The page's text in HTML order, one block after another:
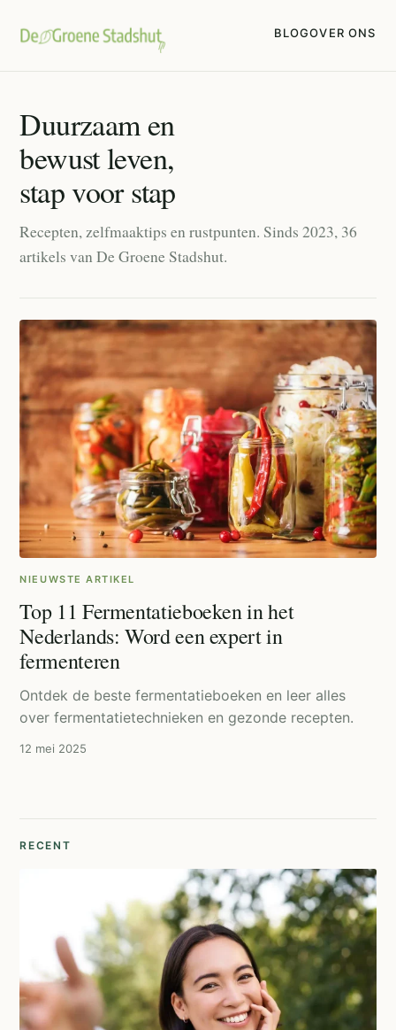
BLOGOVER ONS
Duurzaam en
bewust leven,
stap voor stap
Recepten, zelfmaaktips en rustpunten. Sinds 2023, 36
artikels van De Groene Stadshut.
NIEUWSTE ARTIKEL
Top 11 Fermentatieboeken in het
Nederlands: Word een expert in
fermenteren
Ontdek de beste fermentatieboeken en leer alles
over fermentatietechnieken en gezonde recepten.
12 mei 2025
RECENT